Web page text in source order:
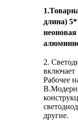
1.
длина)
2.
включает
Рабочее
другие.